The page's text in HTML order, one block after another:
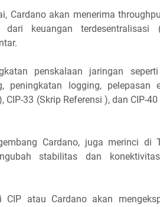
Cardano akan menerima
keuangan terdesentralisasi
penskalaan jaringan
peningkatan logging, pelepasan
CIP-33 (Skrip Referensi ), dan CIP-
Cardano, juga merinci di
stabilitas dan
CIP atau Cardano akan